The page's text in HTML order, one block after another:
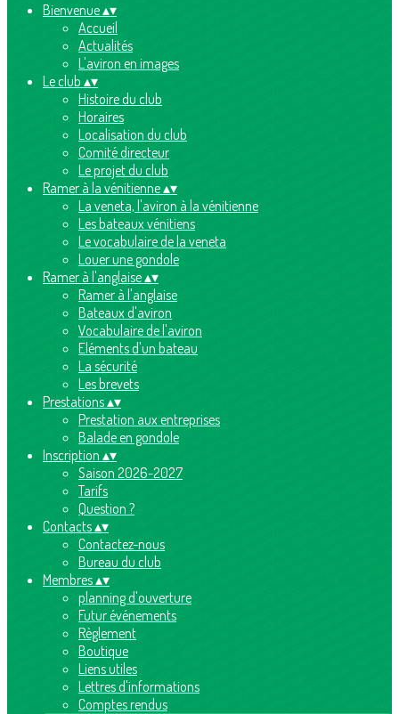
Bienvenue▴▾
Accueil
Actualités
L'aviron en images
Le club ▴▾
Histoire du club
Horaires
Localisation du club
Comité directeur
Le projet du club
Ramer à la vénitienne▴▾
La veneta, l'aviron à la vénitienne
Les bateaux vénitiens
Le vocabulaire de la veneta
Louer une gondole
Ramer à l'anglaise▴▾
Ramer à l'anglaise
Bateaux d'aviron
Vocabulaire de l'aviron
Eléments d'un bateau
La sécurité
Les brevets
Prestations▴▾
Prestation aux entreprises
Balade en gondole
Inscription ▴▾
Saison 2026-2027
Tarifs
Question ?
Contacts▴▾
Contactez-nous
Bureau du club
Membres▴▾
planning d'ouverture
Futur événements
Règlement
Boutique
Liens utiles
Lettres d'informations
Comptes rendus